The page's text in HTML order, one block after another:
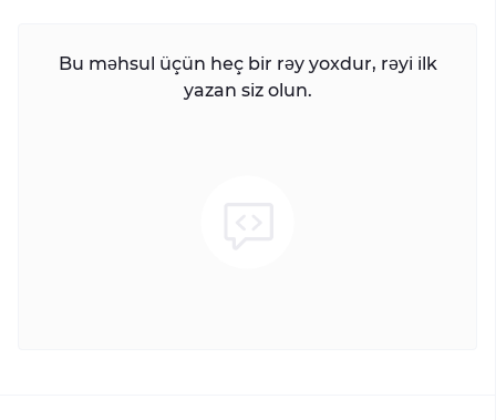
Bu məhsul üçün heç bir rəy yoxdur, rəyi ilk
yazan siz olun.